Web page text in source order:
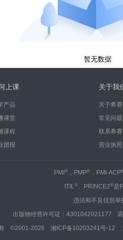
暂无数据
上课
产品
课堂
课程
团报
关于我
关于希赛
常见问题
联系希赛
营业执照
PMI ®，PMP®，PMI-ACP
ITIL®、PRINCE2®是
违法和不良信息
出版物经营许可证：4301042021177
有 ©2001-2026 湘ICP备10203241号-12